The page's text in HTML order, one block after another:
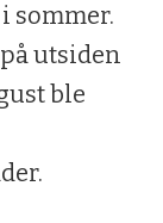
sommer.
utsiden
ble